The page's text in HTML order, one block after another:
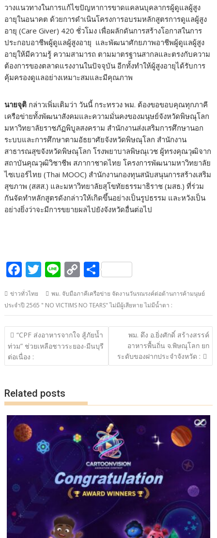
วางแนวทางในการแก้ไขปัญหาการขาดแคลนบุคลากรผู้ดูแลผู้สูง
อายุในอนาคต ด้วยการดำเนินโครงการอบรมหลักสูตรการดูแลผู้สูง
อายุ (Care Giver) 420 ชั่วโมง เพื่อผลักดันการสร้างโอกาสในการ
ประกอบอาชีพผู้ดูแลผู้สูงอายุ และพัฒนาศักยภาพอาชีพผู้ดูแลผู้สูง
อายุให้มีความรู้ ความสามารถ ตามมาตรฐานสากลและตรงกับความ
ต้องการของตลาดแรงงานในปัจจุบัน อีกทั้งทำให้ผู้สูงอายุได้รับการ
คุ้มครองดูแลอย่างเหมาะสมและมีคุณภาพ
นายจุติ กล่าวเพิ่มเติมว่า วันนี้ กระทรวง พม. ต้องขอขอบคุณทุกภาคี
เครือข่ายทั้งพัฒนาสังคมและความมั่นคงของมนุษย์จังหวัดพิษณุโลก
มหาวิทยาลัยราชภัฏพิบูลสงคราม สำนักงานส่งเสริมการศึกษานอก
ระบบและการศึกษาตามอัธยาศัยจังหวัดพิษณุโลก สำนักงาน
สาธารณสุขจังหวัดพิษณุโลก โรงพยาบาลพิษณุเวช ผู้ทรงคุณวุฒิจาก
สถาบันคุณวุฒิวิชาชีพ สภากาชาดไทย โครงการพัฒนามหาวิทยาลัย
ไซเบอร์ไทย (Thai MOOC) สำนักงานกองทุนสนับสนุนการสร้างเสริม
สุขภาพ (สสส.) และมหาวิทยาลัยสุโขทัยธรรมาธิราช (มสธ.) ที่ร่วม
กันจัดทำหลักสูตรดังกล่าวให้เกิดขึ้นอย่างเป็นรูปธรรม และหวังเป็น
อย่างยิ่งว่าจะมีการขยายผลไปยังจังหวัดอื่นต่อไป
F
ac
e
b
o
o
k
T
itt
er
Li
e
C
o
p
y
Li
n
k
S
ar
e
ข่าวทั่วไทย
พม. จับมือภาคีเครือข่าย จัดงานวันรณรงค์ต่อต้านการค้ามนุษย์
ประจำปี 2565 " NO VICTIMS NO TEARS" ไม่มีผู้เสียหาย ไม่มีน้ำตา :
แนะแนว
เรื่อง
“CPF ส่งอาหารจากใจ สู้ภัยน้ำ
ท่วม” ช่วยเหลือชาวระยอง-มีนบุรี
ต่อเนื่อง :
พม. ดึง อ.ยิ่งศักดิ์ สร้างสรรค์
อาหารพื้นถิ่น จ.พิษณุโลก ยก
ระดับของฝากประจำจังหวัด :
Related posts